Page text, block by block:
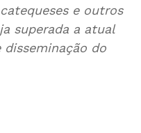
e outros
superada a atual
disseminação do